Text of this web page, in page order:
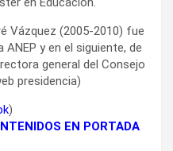
Vázquez (2005-2010) fue
ANEP y en el siguiente, de
general del Consejo
presidencia)
)
EN PORTADA